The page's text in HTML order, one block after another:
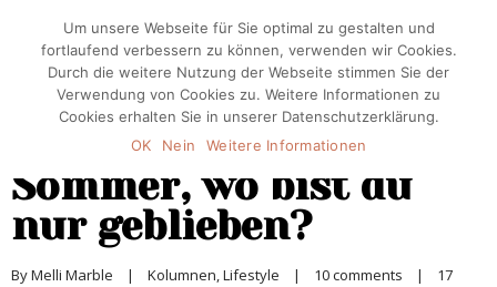
Sommer, wo bist du
nur geblieben?
By Melli Marble | Kolumnen, Lifestyle | 10 comments |
17
Um unsere Webseite für Sie optimal zu gestalten und
fortlaufend verbessern zu können, verwenden wir Cookies.
Durch die weitere Nutzung der Webseite stimmen Sie der
Verwendung von Cookies zu. Weitere Informationen zu
Cookies erhalten Sie in unserer Datenschutzerklärung.
OK
Nein Weitere Informationen